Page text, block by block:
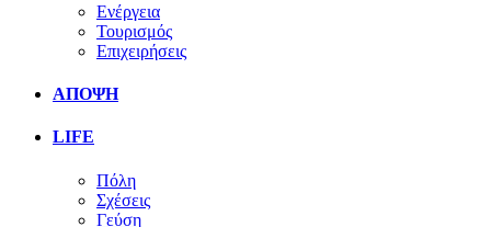
Ενέργεια
Τουρισμός
Επιχειρήσεις
ΑΠΟΨΗ
LIFE
Πόλη
Σχέσεις
Γεύση